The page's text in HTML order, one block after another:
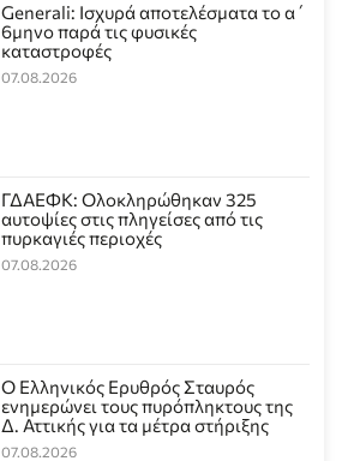
Generali: Ισχυρά αποτελέσματα το α΄
6μηνο παρά τις φυσικές
καταστροφές
07.08.2026
ΓΔΑΕΦΚ: Ολοκληρώθηκαν 325
αυτοψίες στις πληγείσες από τις
πυρκαγιές περιοχές
07.08.2026
Ο Ελληνικός Ερυθρός Σταυρός
ενημερώνει τους πυρόπληκτους της
Δ. Αττικής για τα μέτρα στήριξης
07.08.2026